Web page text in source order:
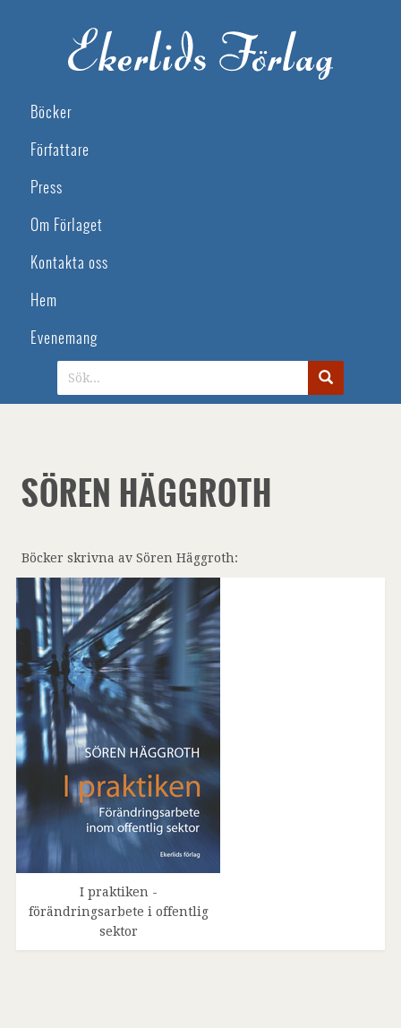
Böcker
Författare
Press
Om Förlaget
Kontakta oss
Hem
Evenemang
SÖREN HÄGGROTH
Böcker skrivna av Sören Häggroth:
I praktiken -
förändringsarbete i offentlig
sektor